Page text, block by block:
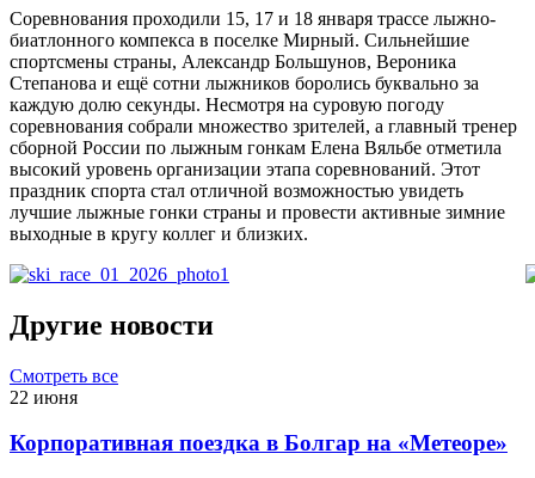
Соревнования проходили 15, 17 и 18 января трассе лыжно-
биатлонного компекса в поселке Мирный. Сильнейшие
спортсмены страны, Александр Большунов, Вероника
Степанова и ещё сотни лыжников боролись буквально за
каждую долю секунды. Несмотря на суровую погоду
соревнования собрали множество зрителей, а главный тренер
сборной России по лыжным гонкам Елена Вяльбе отметила
высокий уровень организации этапа соревнований. Этот
праздник спорта стал отличной возможностью увидеть
лучшие лыжные гонки страны и провести активные зимние
выходные в кругу коллег и близких.
Другие новости
Смотреть все
22 июня
Корпоративная поездка в Болгар на «Метеоре»